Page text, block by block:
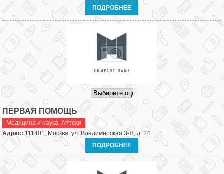
ПОДРОБНЕЕ
ПЕРВАЯ ПОМОЩЬ
Медицина и наука, Аптеки
Адрес:111401, Москва, ул. Владимирская 3-Я, д. 24
ПОДРОБНЕЕ